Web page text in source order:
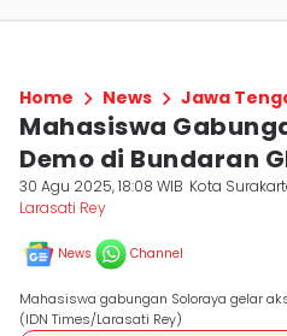
Home News Jawa
Mahasiswa
Demo di Bundaran
30 Agu 2025, 18:08 WIB Kota
Larasati Rey
News Channel
Mahasiswa gabungan Soloraya gelar
(IDN Times/Larasati Rey)